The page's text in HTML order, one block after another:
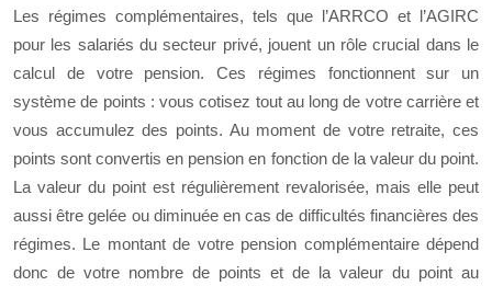
Les régimes complémentaires, tels que l’ARRCO et l’AGIRC
pour les salariés du secteur privé, jouent un rôle crucial dans le
calcul de votre pension. Ces régimes fonctionnent sur un
système de points : vous cotisez tout au long de votre carrière et
vous accumulez des points. Au moment de votre retraite, ces
points sont convertis en pension en fonction de la valeur du point.
La valeur du point est régulièrement revalorisée, mais elle peut
aussi être gelée ou diminuée en cas de difficultés financières des
régimes. Le montant de votre pension complémentaire dépend
donc de votre nombre de points et de la valeur du point au